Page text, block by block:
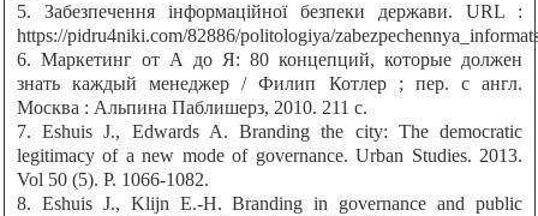
5. Забезпечення інформаційної безпеки держави. URL :
https://pidru4niki.com/82886/politologiya/
6. Маркетинг от А до Я: 80 концепций, которые должен
знать каждый менеджер / Филип Котлер ; пер. с англ.
Москва : Альпина Паблишерз, 2010. 211 с.
7. Eshuis J., Edwards A. Branding the city: The democratic
legitimacy of a new mode of governance. Urban Studies. 2013.
Vol 50 (5). Р. 1066-1082.
8. Eshuis J., Klijn E.-H. Branding in governance and public